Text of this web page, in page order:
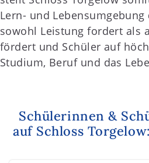
Lern- und
sowohl Leistung fordert als
fördert und Schüler auf
Studium, Beruf und das
Schülerinnen &
auf Schloss